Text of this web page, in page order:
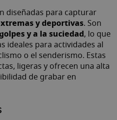
diseñadas para capturar
y deportivas. Son
y a la suciedad, lo que
ideales para actividades al
o el senderismo. Estas
ligeras y ofrecen una alta
de grabar en